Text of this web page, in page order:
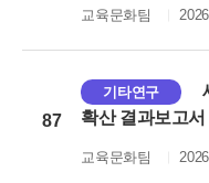
교육문화팀
87
기타연구
확산 결과보고서
교육문화팀